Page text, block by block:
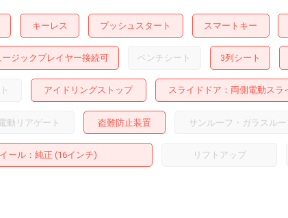
キーレス プッシュスタート スマートキー
ージックプレイヤー接続可 ベンチシート 3列シート
アイドリングストップ スライドドア 両側電動スラ
動リアゲート 盗難防止装置 サンルーフ・ガラスルー
ール：純正 (16インチ) リフトアップ